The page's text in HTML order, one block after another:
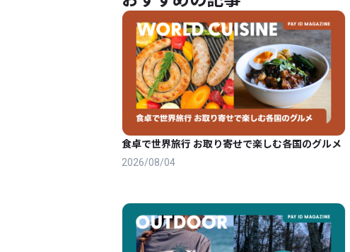
食卓で世界旅行 お取り寄せで楽しむ各国のグルメ
2026/08/04